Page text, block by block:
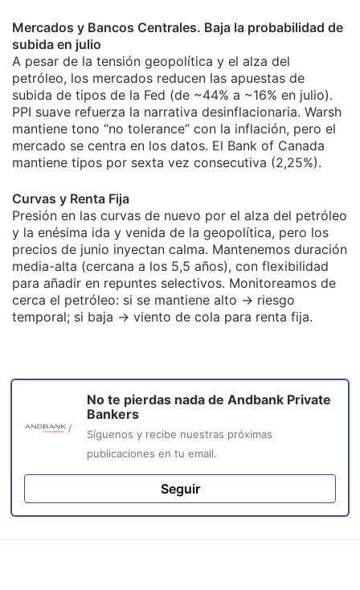
Mercados y Bancos Centrales. Baja la probabilidad de
subida en julio
A pesar de la tensión geopolítica y el alza del
petróleo, los mercados reducen las apuestas de
subida de tipos de la Fed (de ~44% a ~16% en julio).
PPI suave refuerza la narrativa desinflacionaria. Warsh
mantiene tono “no tolerance” con la inflación, pero el
mercado se centra en los datos. El Bank of Canada
mantiene tipos por sexta vez consecutiva (2,25%).
Curvas y Renta Fija
Presión en las curvas de nuevo por el alza del petróleo
y la enésima ida y venida de la geopolítica, pero los
precios de junio inyectan calma. Mantenemos duración
media-alta (cercana a los 5,5 años), con flexibilidad
para añadir en repuntes selectivos. Monitoreamos de
cerca el petróleo: si se mantiene alto → riesgo
temporal; si baja → viento de cola para renta fija.
No te pierdas nada de Andbank Private
Bankers
Síguenos y recibe nuestras próximas
publicaciones en tu email.
Seguir